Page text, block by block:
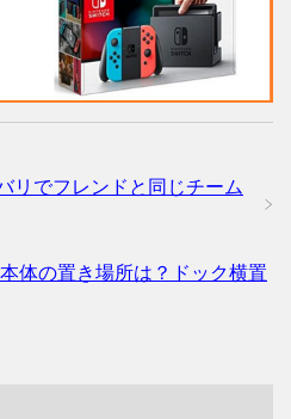
リでフレンドと同じチーム
体の置き場所は？ドック横置